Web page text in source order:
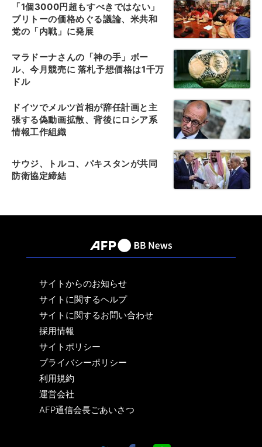
「1個3000円超もすべきではない」
ブリトーの価格めぐる議論、米共和
党の「内戦」に発展
マラドーナさんの「神の手」ボー
ル、今月競売に 落札予想価格は1千万
ドル
ドイツでメルツ首相が辞任計画と主
張する偽動画拡散、背後にロシア系
情報工作組織
サウジ、トルコ、パキスタンが共同
防衛協定締結
サイトからのお知らせ
サイトに関するヘルプ
サイトに関するお問い合わせ
採用情報
サイトポリシー
プライバシーポリシー
利用規約
運営会社
AFP通信会長ごあいさつ